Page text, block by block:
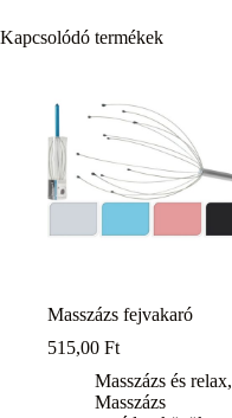
Kapcsolódó termékek
Masszázs fejvakaró
515,00 Ft
Masszázs és relax,
Masszázs